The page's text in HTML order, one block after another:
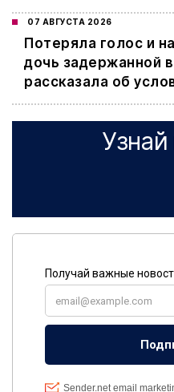
07 АВГУСТА 2026
Потеряла голос и
дочь задержанной
рассказала об
Узнай